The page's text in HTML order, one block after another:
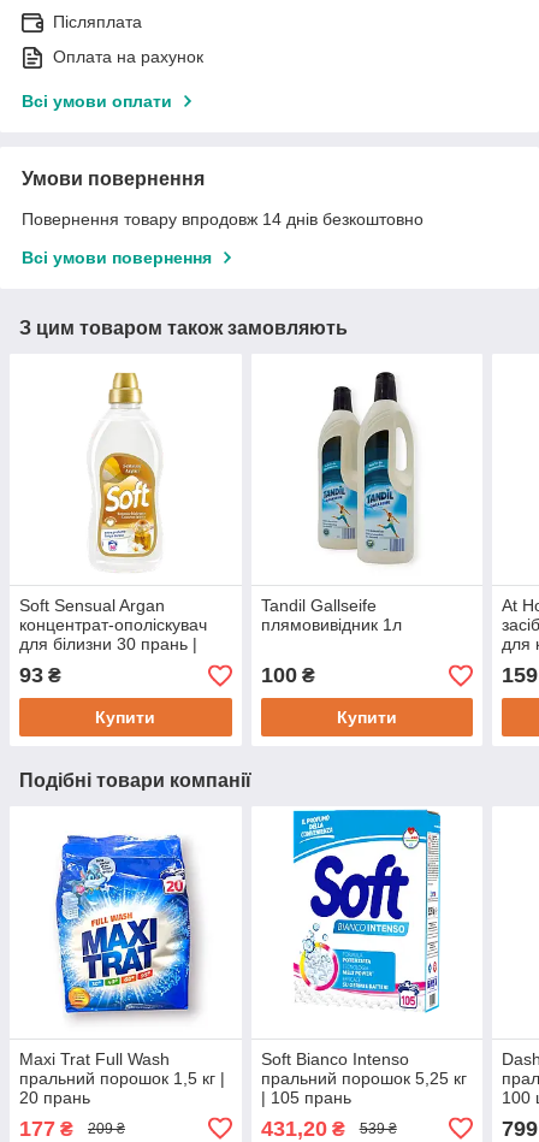
Післяплата
Оплата на рахунок
Всі умови оплати
Умови повернення
Повернення товару впродовж 14 днів безкоштовно
Всі умови повернення
З цим товаром також замовляють
Soft Sensual Argan
концентрат-ополіскувач
для білизни 30 прань |
750мл
93 ₴
Купити
Tandil Gallseife
плямовивідник 1л
100₴
Купити
At
для
900
159
Подібні товари компанії
Maxi Trat Full Wash
пральний порошок 1,5 кг |
20 прань
177 ₴ 209 ₴
Soft Bianco Intenso
пральний порошок 5,25 кг
| 105 прань
431,20₴ 539 ₴
100
799